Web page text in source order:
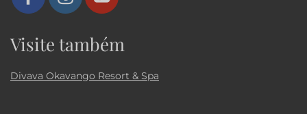
Visite também
Divava Okavango Resort & Spa